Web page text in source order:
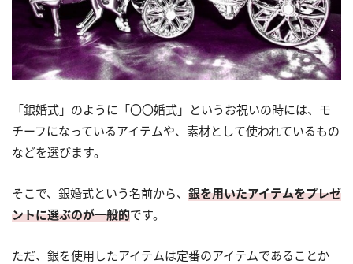
「銀婚式」のように「〇〇婚式」というお祝いの時には、モ
チーフになっているアイテムや、素材として使われているもの
などを選びます。
そこで、銀婚式という名前から、 銀を用いたアイテムをプレゼ
ントに選ぶのが一般的です。
ただ、銀を使用したアイテムは定番のアイテムであることか